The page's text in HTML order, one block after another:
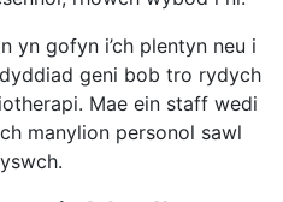
yn gofyn i’ch plentyn neu i
geni bob tro rydych
Mae ein staff wedi
manylion personol sawl